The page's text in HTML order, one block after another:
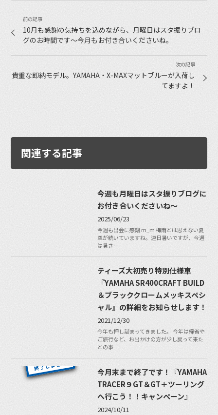
10月も感謝の気持ちを込めながら、月曜日はスタ振りブロ
グのお時間です〜今月もお付き合いくださいね。
貴重な即納モデル。YAMAHA・X-MAXマットブルーが入荷し
てますよ！
関連する記事
今週も月曜日はスタ振りブログに
お付き合いくださいね〜
2025/06/23
今週も出会に感謝 m_m 梅雨とは思えない夏
空が続いていますね。連日暑いですが、今週
は暑さ…
ティーズ大初売り特別仕様車
『YAMAHA SR400CRAFT BUILD
＆ブラッククロームメッキスペシ
ャル』の詳細をお知らせします！
2021/12/30
今年も押し詰まってきました。 今年は帰省や
ご旅行など、お出かけの方が少し戻って来た
との事…
今月末まで終了です！『YAMAHA
TRACER９GT＆GT＋ツーリング
へ行こう！！キャンペーン』
2024/10/11